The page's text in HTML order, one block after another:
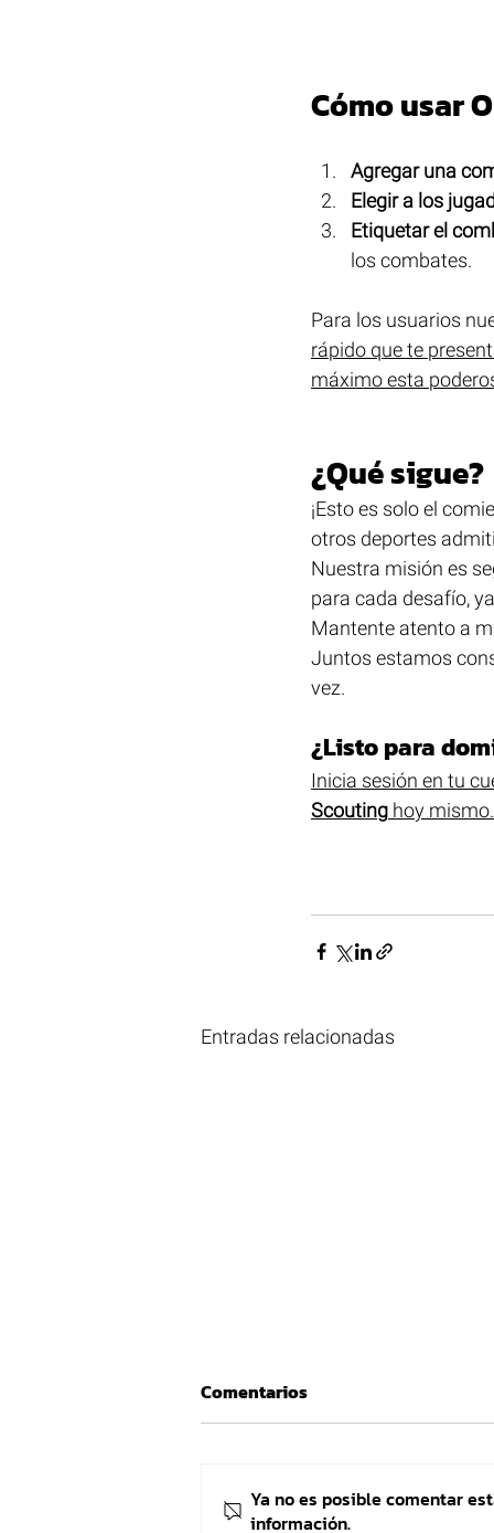
Cómo usar
Agregar una
Elegir a los
Etiquetar el
los combates.
Para los usuarios
rápido que te
máximo esta
¿Qué sigue?
¡Esto es solo el
otros deportes
Nuestra misión es
para cada desafío,
Mantente atento a
Juntos estamos
vez.
¿Listo para
Inicia sesión en tu
Scouting hoy mismo.
Entradas relacionadas
Comentarios
Ya no es posible comentar
información.